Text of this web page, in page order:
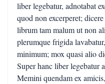
liber legebatur, adnotabat
quod non excerperet;
librum tam malum ut non
plerumque frigida
minimum; mox quasi alio
Super hanc liber legebatur
Memini quendam ex